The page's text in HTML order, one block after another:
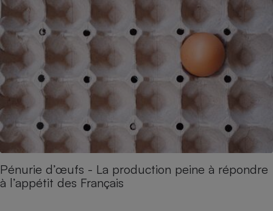
Pénurie d’œufs - La production peine à répondre
à l’appétit des Français